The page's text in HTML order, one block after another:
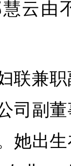
云由
联兼
司副
她出